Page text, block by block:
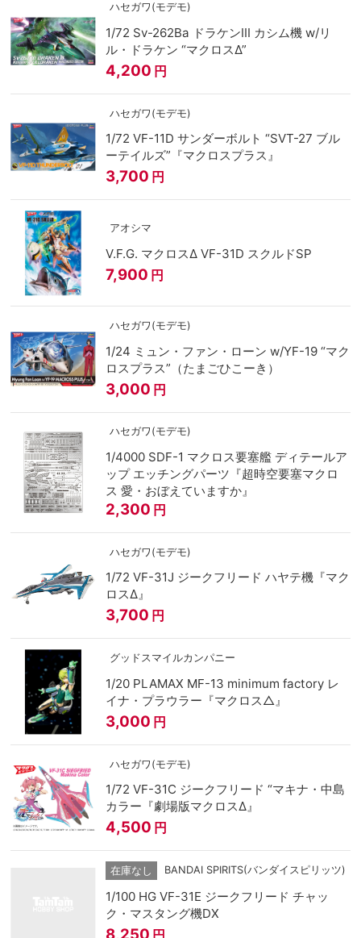
ハセガワ(モデモ)
1/72 Sv-262Ba ドラケンIII カシム機 w/リ
ル・ドラケン “マクロスΔ”
4,200 円
ハセガワ(モデモ)
1/72 VF-11D サンダーボルト “SVT-27 ブル
ーテイルズ”『マクロスプラス』
3,700 円
アオシマ
V.F.G. マクロスΔ VF-31D スクルドSP
7,900 円
ハセガワ(モデモ)
1/24 ミュン・ファン・ローン w/YF-19 “マク
ロスプラス”（たまごひこーき）
3,000 円
ハセガワ(モデモ)
1/4000 SDF-1 マクロス要塞艦 ディテールア
ップ エッチングパーツ『超時空要塞マクロ
ス 愛・おぼえていますか』
2,300 円
ハセガワ(モデモ)
1/72 VF-31J ジークフリード ハヤテ機『マク
ロスΔ』
3,700 円
グッドスマイルカンパニー
1/20 PLAMAX MF-13 minimum factory レ
イナ・プラウラー『マクロス△』
3,000 円
ハセガワ(モデモ)
1/72 VF-31C ジークフリード “マキナ・中島
カラー『劇場版マクロスΔ』
4,500 円
在庫なし BANDAI SPIRITS(バンダイスピリッツ)
1/100 HG VF-31E ジークフリード チャッ
ク・マスタング機DX
8,250 円